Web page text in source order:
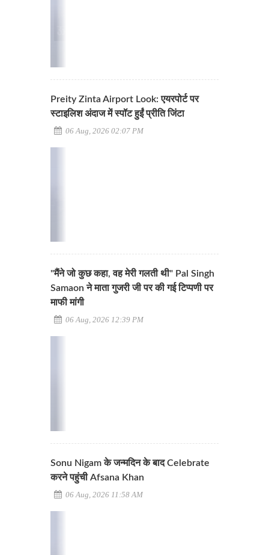
Preity Zinta Airport Look: एयरपोर्ट पर
स्टाइलिश अंदाज में स्पॉट हुईं प्रीति जिंटा
06 Aug, 2026 02:07 PM
"मैंने जो कुछ कहा, वह मेरी गलती थी" Pal Singh
Samaon ने माता गुजरी जी पर की गई टिप्पणी पर
माफी मांगी
06 Aug, 2026 12:39 PM
Sonu Nigam के जन्मदिन के बाद Celebrate
करने पहुंची Afsana Khan
06 Aug, 2026 11:58 AM